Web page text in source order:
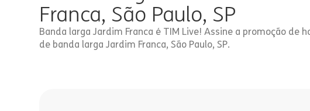
Franca, São Paulo, SP
Banda larga Jardim Franca é TIM Live! Assine a promoção de
de banda larga Jardim Franca, São Paulo, SP.